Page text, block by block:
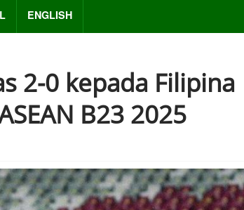
ENGLISH
2-0 kepada Filipina
B23 2025